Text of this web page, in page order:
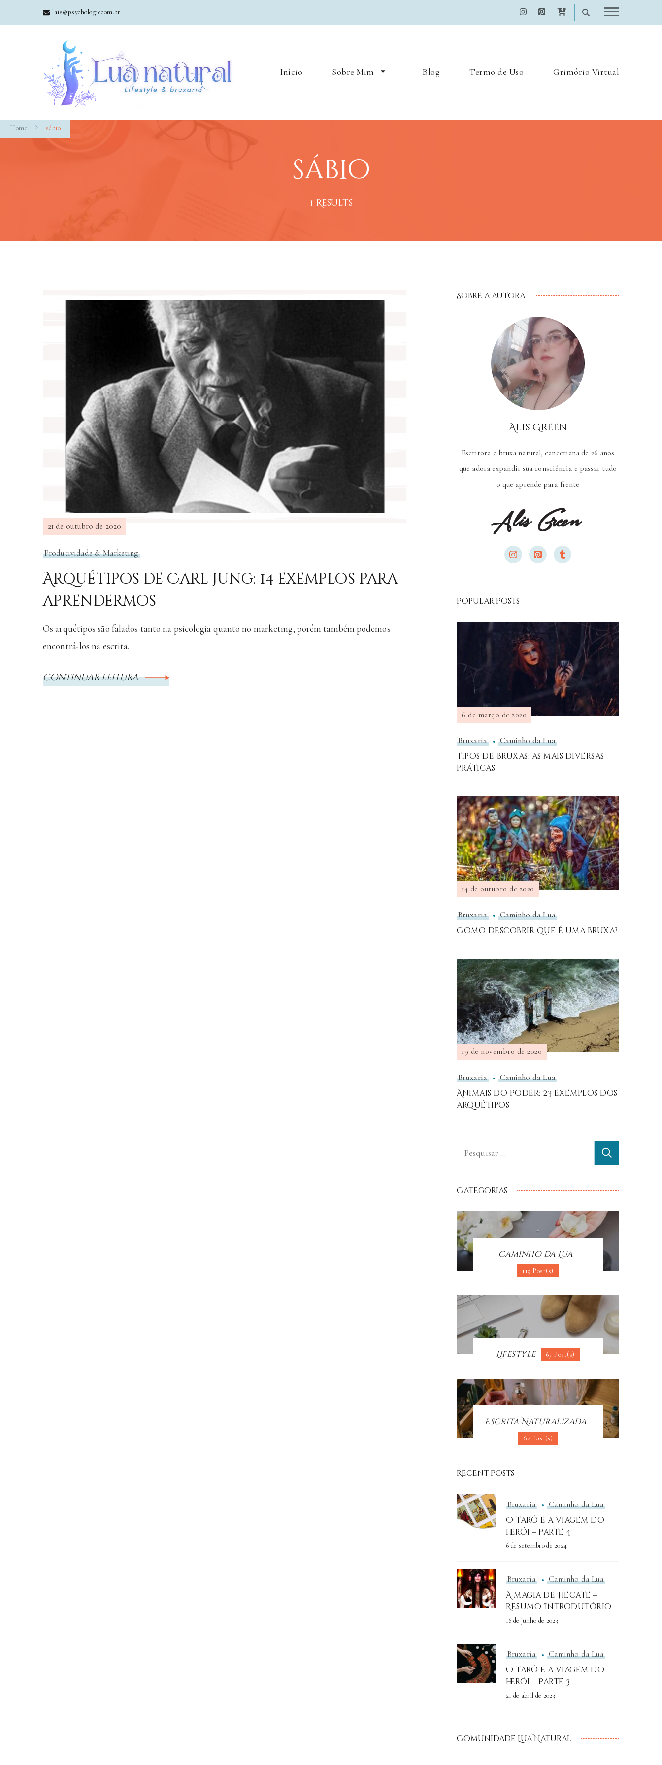
lais@psychologiecom.br
Início Sobre Mim Blog Termo de Uso Grimório Virtual
Home sábio
sábio
1 Results
21 de outubro de 2020
Produtividade & Marketing
Arquétipos de Carl Jung: 14 exemplos para
aprendermos
Os arquétipos são falados tanto na psicologia quanto no marketing, porém também podemos
encontrá-los na escrita.
Continuar leitura
Sobre a autora
Alis Green
Escritora e bruxa natural, canceriana de 26 anos
que adora expandir sua consciência e passar tudo
o que aprende para frente
Popular Posts
Bruxaria Caminho da Lua
Tipos de Bruxas: as mais diversas
práticas
6 de março de 2020
Bruxaria Caminho da Lua
Como descobrir que é uma bruxa?
14 de outubro de 2020
Bruxaria Caminho da Lua
Animais do Poder: 23 exemplos dos
arquétipos
19 de novembro de 2020
Categorias
Caminho da Lua
119 Post(s)
Lifestyle 67 Post(s)
Escrita Naturalizada
82 Post(s)
Recent Posts
Bruxaria Caminho da Lua
O tarô e a viagem do
herói – Parte 4
6 de setembro de 2024
Bruxaria Caminho da Lua
A magia de Hecate –
Resumo Introdutório
16 de junho de 2023
Bruxaria Caminho da Lua
O tarô e a viagem do
herói – Parte 3
21 de abril de 2023
Comunidade Lua Natural